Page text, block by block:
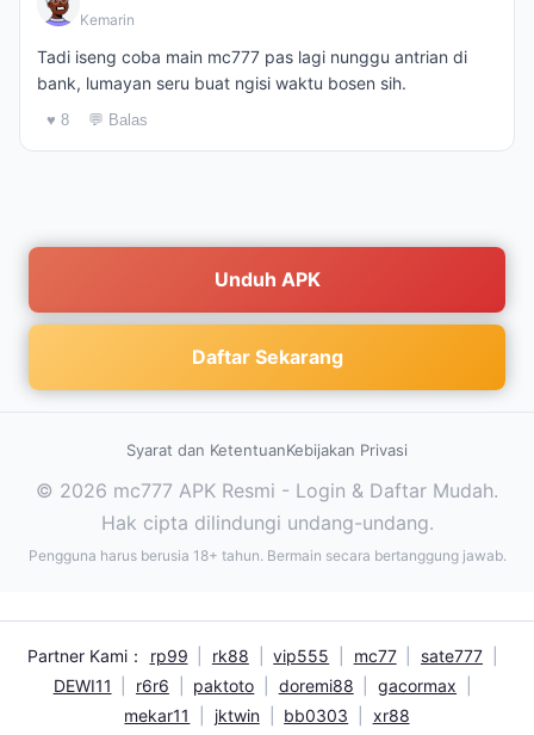
Kemarin
Tadi iseng coba main mc777 pas lagi nunggu antrian di
bank, lumayan seru buat ngisi waktu bosen sih.
♥ 8 💬 Balas
Unduh APK
Daftar Sekarang
Syarat dan KetentuanKebijakan Privasi
© 2026 mc777 APK Resmi - Login & Daftar Mudah.
Hak cipta dilindungi undang-undang.
Pengguna harus berusia 18+ tahun. Bermain secara bertanggung jawab.
Partner Kami： rp99 rk88 vip555 mc77 sate777
DEWI11
r6r6 paktoto doremi88 gacormax
mekar11
jktwin bb0303 xr88